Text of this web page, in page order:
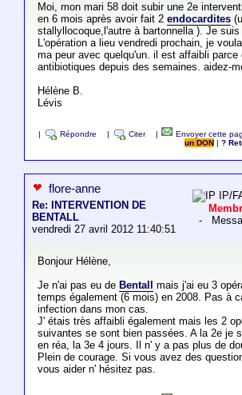
Moi, mon mari 58 doit subir une 2e
en 6 mois après avoir fait 2 endocardites
stallyllocoque,l'autre à bartonnella ). Je suis
L'opération a lieu vendredi prochain, je
ma peur avec quelqu'un. il est affaibli parce
antibiotiques depuis des semaines. aidez-
Hélène B.
Lévis
Répondre Citer Envoyer cette
un DON
|?
flore-anne
Re: INTERVENTION DE
BENTALL
vendredi 27 avril 2012 11:40:51
IP/
-
Bonjour Hélène,
Je n'ai pas eu de Bentall
mais j'ai eu 3
temps également (6 mois) en 2008. Pas à
infection dans mon cas.
J' étais très affaibli également mais les 2
suivantes se sont bien passées. A la 2e je
en réa, la 3e 4 jours. Il n' y a pas plus de
Plein de courage. Si vous avez des
vous aider n' hésitez pas.